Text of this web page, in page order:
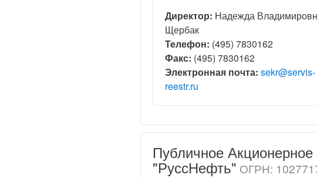
Директор: Надежда
Щербак
Телефон: (495) 7830162
Факс: (495) 7830162
Электронная почта: sekr@servis-
reestr.ru
Публичное
"РуссНефть" ОГРН: